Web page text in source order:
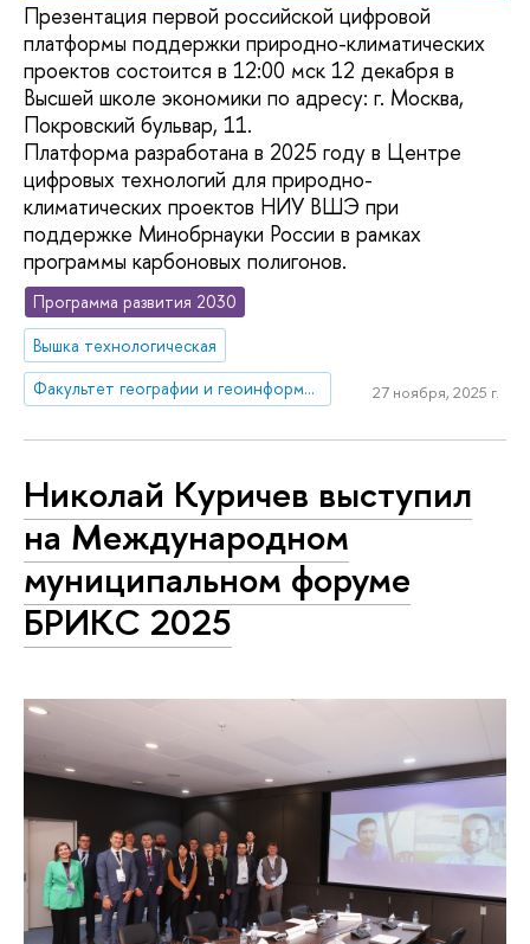
Презентация первой российской цифровой
платформы поддержки природно-климатических
проектов состоится в 12:00 мск 12 декабря в
Высшей школе экономики по адресу: г. Москва,
Покровский бульвар, 11.
Платформа разработана в 2025 году в Центре
цифровых технологий для природно-
климатических проектов НИУ ВШЭ при
поддержке Минобрнауки России в рамках
программы карбоновых полигонов.
Программа развития 2030
Вышка технологическая
Факультет географии и геоинформационных технологий
27 ноября, 2025 г.
Николай Куричев выступил
на Международном
муниципальном форуме
БРИКС 2025